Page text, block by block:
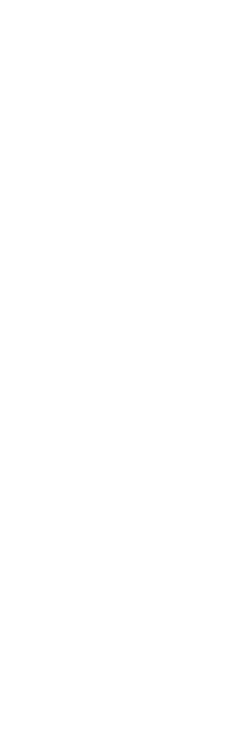
Защитные конверты B/
В современном мире,
отправлений.
Что делает
Надежная защита от
поверхность
Защита от внешних
влаги, солнечного
птимизация
почты и облегчает
рекламный слоган или
Преимущества
повреждений и внешних
и объемом конвертов,